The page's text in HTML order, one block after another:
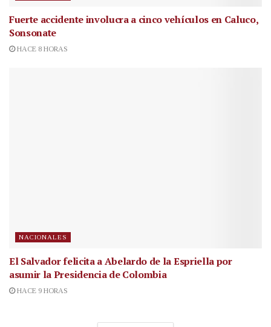
Fuerte accidente involucra a cinco vehículos en Caluco,
Sonsonate
HACE 8 HORAS
NACIONALES
El Salvador felicita a Abelardo de la Espriella por
asumir la Presidencia de Colombia
HACE 9 HORAS